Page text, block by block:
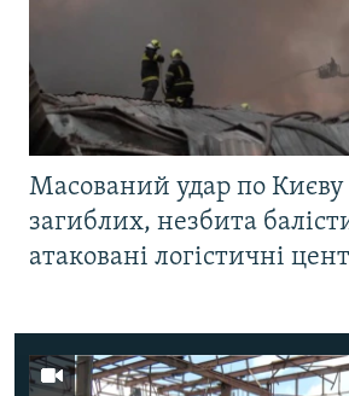
Масований удар по Києву
загиблих, незбита
атаковані логістичні